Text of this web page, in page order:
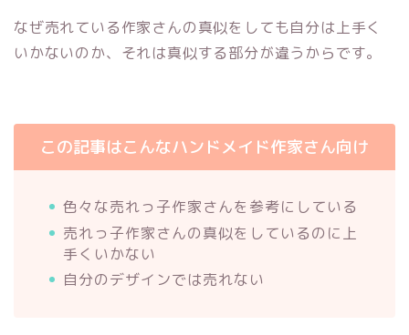
なぜ売れている作家さんの真似をしても自分は上手く
いかないのか、それは真似する部分が違うからです。
この記事はこんなハンドメイド作家さん向け
色々な売れっ子作家さんを参考にしている
売れっ子作家さんの真似をしているのに上
手くいかない
自分のデザインでは売れない